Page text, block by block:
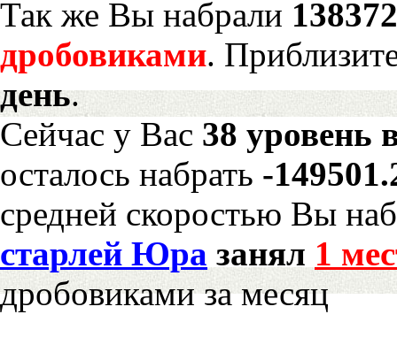
Так же Вы набрали
дробовиками.
день.
Сейчас у Вас 38 уровень
осталось набрать -
средней скоростью Вы
старлей Юра занял 1
дробовиками за месяц